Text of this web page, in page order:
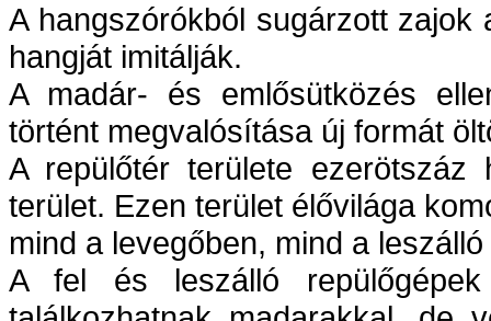
A hangszórókból sugárzott
hangját imitálják.
A madár- és emlősütközés
történt megvalósítása új formát
A repülőtér területe
terület. Ezen terület élővilága
mind a levegőben, mind a
A fel és leszálló